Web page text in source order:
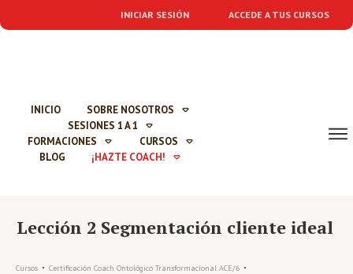
INICIAR SESIÓN ACCEDE A TUS CURSOS
INICIO
SOBRE NOSOTROS
SESIONES 1 A 1
FORMACIONES
CURSOS
BLOG
¡HAZTE COACH!
Lección 2 Segmentación cliente ideal
Cursos
Certificación Coach Ontológico Transformacional ACE/6